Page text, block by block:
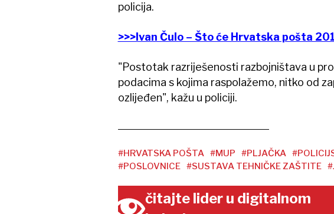
policija.
>>>Ivan Čulo – Što će Hrvatska pošta
"Postotak razriješenosti razbojništava u
podacima s kojima raspolažemo, nitko od
ozlijeđen", kažu u policiji.
#HRVATSKA POŠTA #MUP #PLJAČKA
#POSLOVNICE #SUSTAVA TEHNIČKE ZAŠTITE
čitajte lider u digitalnom